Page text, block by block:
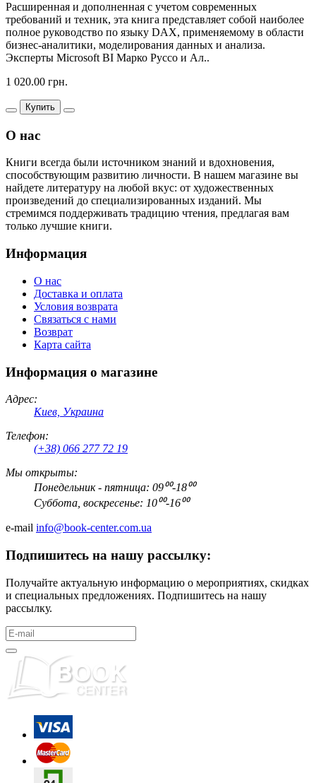
Расширенная и дополненная с учетом современных
требований и техник, эта книга представляет собой наиболее
полное руководство по языку DAX, применяемому в области
бизнес-аналитики, моделирования данных и анализа.
Эксперты Microsoft BI Марко Руссо и Ал..
1 020.00 грн.
Купить
О нас
Книги всегда были источником знаний и вдохновения,
способствующим развитию личности. В нашем магазине вы
найдете литературу на любой вкус: от художественных
произведений до специализированных изданий. Мы
стремимся поддерживать традицию чтения, предлагая вам
только лучшие книги.
Информация
О нас
Доставка и оплата
Условия возврата
Связаться с нами
Возврат
Карта сайта
Информация о магазине
Адрес:
Киев, Украина
Телефон:
(+38) 066 277 72 19
Мы открыты:
Понедельник - пятница: 09⁰⁰-18⁰⁰
Суббота, воскресенье: 10⁰⁰-16⁰⁰
e-mail info@book-center.com.ua
Подпишитесь на нашу рассылку:
Получайте актуальную информацию о мероприятиях, скидках
и специальных предложениях. Подпишитесь на нашу
рассылку.